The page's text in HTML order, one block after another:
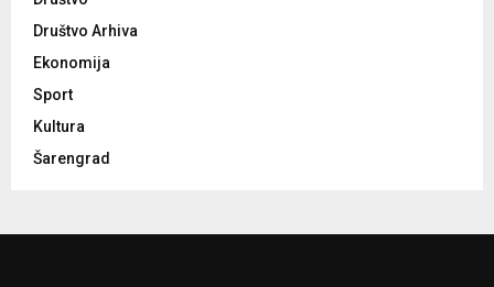
Društvo Arhiva
Ekonomija
Sport
Kultura
Šarengrad